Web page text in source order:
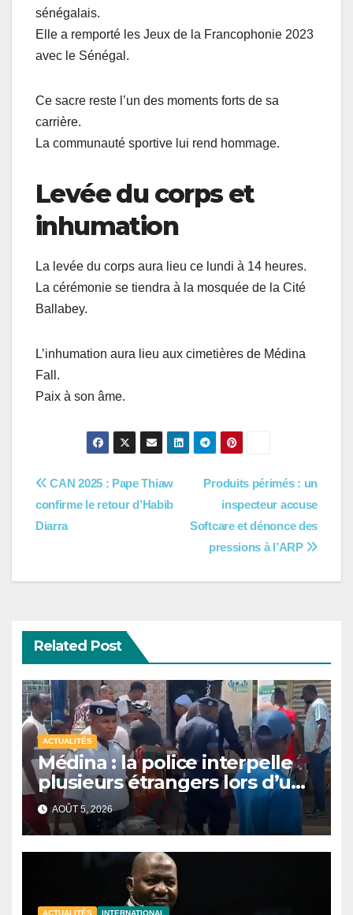
sénégalais.
Elle a remporté les Jeux de la Francophonie 2023
avec le Sénégal.
Ce sacre reste l’un des moments forts de sa
carrière.
La communauté sportive lui rend hommage.
Levée du corps et
inhumation
La levée du corps aura lieu ce lundi à 14 heures.
La cérémonie se tiendra à la mosquée de la Cité
Ballabey.
L’inhumation aura lieu aux cimetières de Médina
Fall.
Paix à son âme.
Navigation
de
Produits périmés : un
inspecteur accuse
Softcare et dénonce des
pressions à l’ARP
CAN 2025 : Pape Thiaw
confirme le retour d’Habib
Diarra
Related Post
ACTUALITÉS
Médina : la police interpelle
plusieurs étrangers lors d’une
opération de sécurisation
AOÛT 5, 2026
ACTUALITÉS INTERNATIONAL